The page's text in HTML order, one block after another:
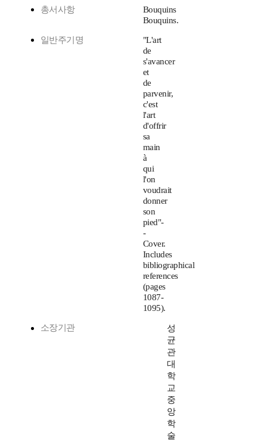
총서사항
Bouquins
Bouquins.
일반주기명
"L'art
de
s'avancer
et
de
parvenir,
c'est
l'art
d'offrir
sa
main
à
qui
l'on
voudrait
donner
son
pied"-
-
Cover.
Includes
bibliographical
references
(pages
1087-
1095).
소장기관
성
균
관
대
학
교
중
앙
학
술